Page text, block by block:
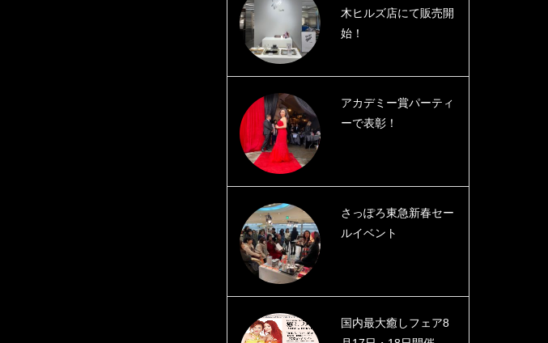
木ヒルズ店にて販売開
始！
アカデミー賞パーティ
ーで表彰！
さっぽろ東急新春セー
ルイベント
国内最大癒しフェア8